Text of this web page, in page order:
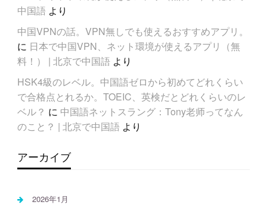
中国語より
中国VPNの話。VPN無しでも使えるおすすめアプリ。
に 日本で中国VPN、ネット環境が使えるアプリ（無
料！） | 北京で中国語より
HSK4級のレベル。中国語ゼロから初めてどれくらい
で合格点とれるか。TOEIC、英検だとどれくらいのレ
ベル？ に 中国語ネットスラング：Tony老师ってなん
のこと？ | 北京で中国語より
アーカイブ
2026年1月